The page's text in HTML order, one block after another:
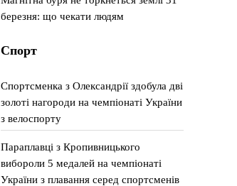
березня: що чекати людям
Спорт
Спортсменка з Олександрії здобула дві
золоті нагороди на чемпіонаті України
з велоспорту
Параплавці з Кропивницького
вибороли 5 медалей на чемпіонаті
України з плавання серед спортсменів